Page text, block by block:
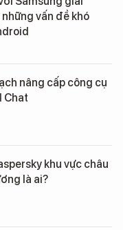
vấn đề khó
nâng cấp công cụ
Chat
khu vực châu
là ai?